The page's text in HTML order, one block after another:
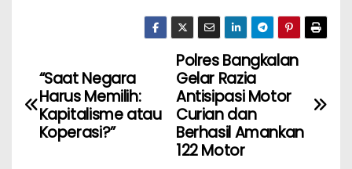
Polres Bangkalan
Gelar Razia
Antisipasi Motor
Curian dan
Berhasil Amankan
122 Motor
“Saat Negara
Harus Memilih:
Kapitalisme atau
Koperasi?”